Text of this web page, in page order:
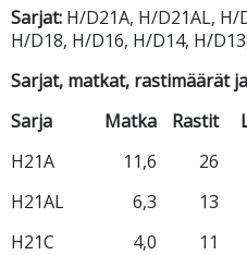
Sarjat: H/D21A, H/D21AL, H/
H/D18, H/D16, H/D14, H/
Sarjat, matkat, rastimäärät
Sarja
Matka Rastit
H21A
11,6 26
H21AL
6,3 13
H21C
4,0 11